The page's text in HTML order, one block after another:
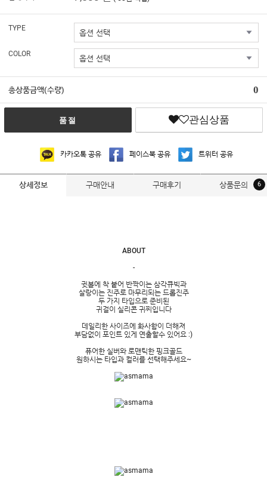
TYPE
COLOR
총상품금액(수량) 0
품절 관심상품
카카오톡 공유 페이스북 공유 트위터 공유
상세정보 구매안내 구매후기 6
상품문의
ABOUT
-
귓볼에 착 붙어 반짝이는 삼각큐빅과
살랑이는 진주로 마무리되는 드롭진주
두 가지 타입으로 준비된
귀걸이 실리콘 귀찌입니다
데일리한 사이즈에 화사함이 더해져
부담없이 포인트 있게 연출할수 있어요 :)
퓨어한 실버와 로맨틱한 핑크골드
원하시는 타입과 컬러를 선택해주세요~